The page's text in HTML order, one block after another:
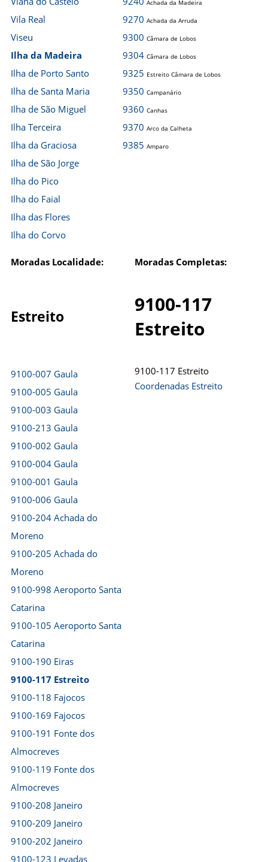
Vila Real
Viseu
Ilha da Madeira
Ilha de Porto Santo
Ilha de Santa Maria
Ilha de São Miguel
Ilha Terceira
Ilha da Graciosa
Ilha de São Jorge
Ilha do Pico
Ilha do Faial
Ilha das Flores
Ilha do Corvo
Achada da Madeira
9270 Achada da Arruda
9300 Câmara de Lobos
9304 Câmara de Lobos
9325 Estreito Câmara de Lobos
9350 Campanário
9360 Canhas
9370 Arco da Calheta
9385 Amparo
Moradas Localidade: Moradas Completas:
Estreito
9100-117
Estreito
9100-007 Gaula
9100-005 Gaula
9100-003 Gaula
9100-213 Gaula
9100-002 Gaula
9100-004 Gaula
9100-001 Gaula
9100-006 Gaula
9100-204 Achada do
Moreno
9100-205 Achada do
Moreno
9100-998 Aeroporto Santa
Catarina
9100-105 Aeroporto Santa
Catarina
9100-190 Eiras
9100-117 Estreito
9100-118 Fajocos
9100-169 Fajocos
9100-191 Fonte dos
Almocreves
9100-119 Fonte dos
Almocreves
9100-208 Janeiro
9100-209 Janeiro
9100-202 Janeiro
9100-123 Levadas
9100-117 Estreito
Coordenadas Estreito